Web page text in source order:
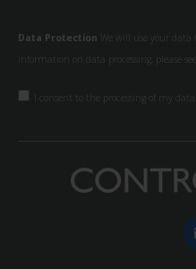
Data Protection We will use your data
information on data processing, please
I consent to the processing of my